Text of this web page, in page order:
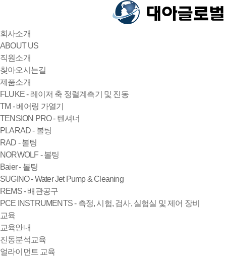
회사소개
ABOUT US
직원소개
찾아오시는길
제품소개
FLUKE - 레이저 축 정렬계측기 및 진동
TM - 베어링 가열기
TENSION PRO - 텐셔너
PLARAD - 볼팅
RAD - 볼팅
NORWOLF - 볼팅
Baier - 볼팅
SUGINO - Water Jet Pump & Cleaning
REMS - 배관공구
PCE INSTRUMENTS - 측정, 시험, 검사, 실험실 및 제어 장비
교육
교육안내
진동분석교육
얼라이먼트 교육